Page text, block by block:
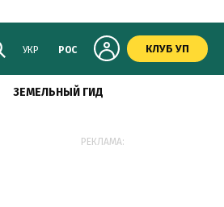
УКР РОС КЛУБ УП
ЗЕМЕЛЬНЫЙ ГИД
РЕКЛАМА: